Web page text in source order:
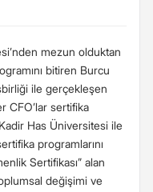
mezun olduktan
bitiren Burcu
ile gerçekleşen
CFO’lar sertifika
Kadir Has Üniversitesi ile
programlarını
Sertifikası” alan
değişimi ve